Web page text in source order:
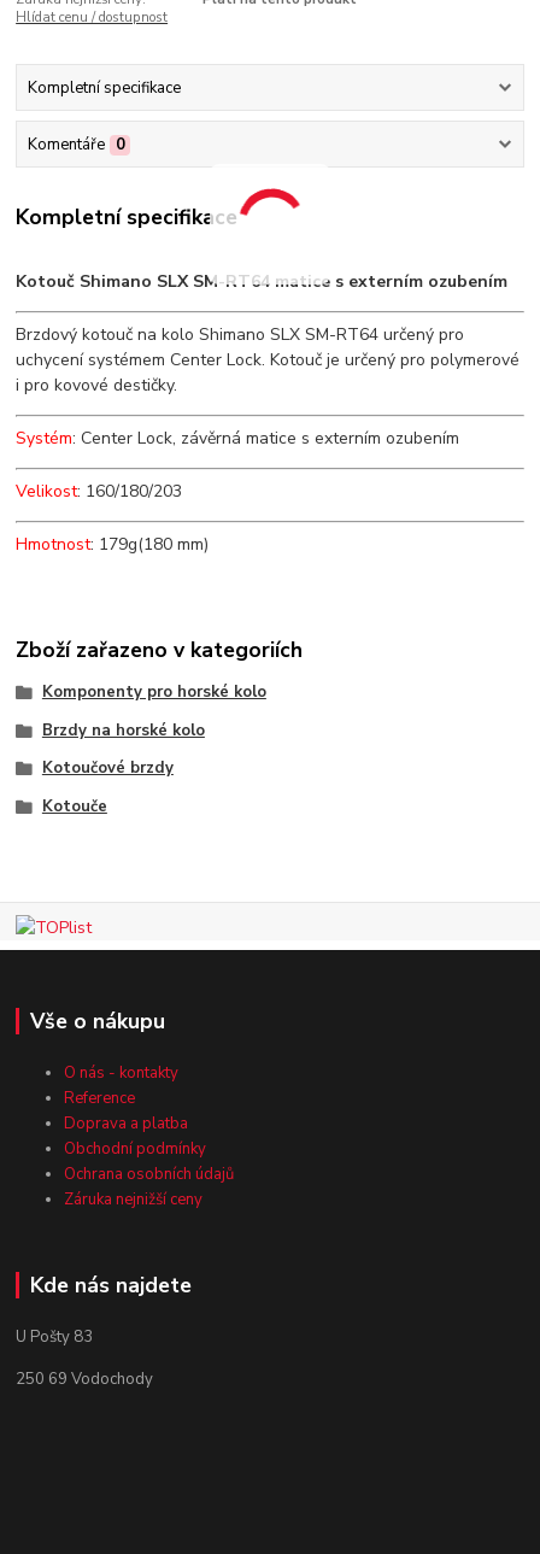
Hlídat cenu / dostupnost
Kompletní specifikace
Komentáře 0
Kompletní specifikace
Kotouč Shimano SLX SM-RT64 matice s externím ozubením
Brzdový kotouč na kolo Shimano SLX SM-RT64 určený pro
uchycení systémem Center Lock. Kotouč je určený pro polymerové
i pro kovové destičky.
Systém: Center Lock, závěrná matice s externím ozubením
Velikost: 160/180/203
Hmotnost: 179g(180 mm)
Zboží zařazeno v kategoriích
Komponenty pro horské kolo
Brzdy na horské kolo
Kotoučové brzdy
Kotouče
Vše o nákupu
O nás - kontakty
Reference
Doprava a platba
Obchodní podmínky
Ochrana osobních údajů
Záruka nejnižší ceny
Kde nás najdete
U Pošty 83
250 69 Vodochody